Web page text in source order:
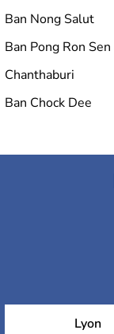
Ban Nong Salut
Ban Pong Ron Sen
Chanthaburi
Ban Chock Dee
Lyon